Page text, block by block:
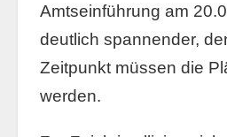
Amtseinführung am
deutlich spannender,
Zeitpunkt müssen die
werden.